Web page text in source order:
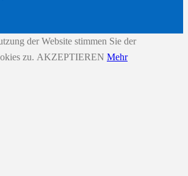
der Website stimmen Sie der
zu. AKZEPTIEREN Mehr